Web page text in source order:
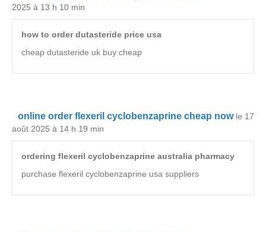
2025 à 13 h 10 min
how to order dutasteride price usa
cheap dutasteride uk buy cheap
online order flexeril cyclobenzaprine cheap now le 17
août 2025 à 14 h 19 min
ordering flexeril cyclobenzaprine australia pharmacy
purchase flexeril cyclobenzaprine usa suppliers